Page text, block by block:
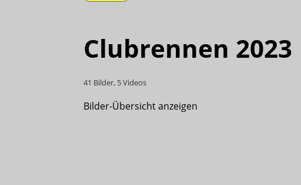
Clubrennen 2023
41 Bilder, 5 Videos
Bilder-Übersicht anzeigen